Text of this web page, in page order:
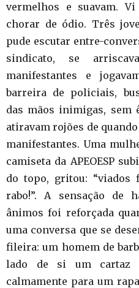
vermelhos e suavam.
chorar de ódio. Três
pude escutar entre-
sindicato, se
manifestantes e
barreira de policiais,
das mãos inimigas, sem
atiravam rojões de
manifestantes. Uma
camiseta da APEOESP
do topo, gritou: “viados
rabo!”. A sensação de
ânimos foi reforçada
uma conversa que se
fileira: um homem de
lado de si um cartaz
calmamente para um